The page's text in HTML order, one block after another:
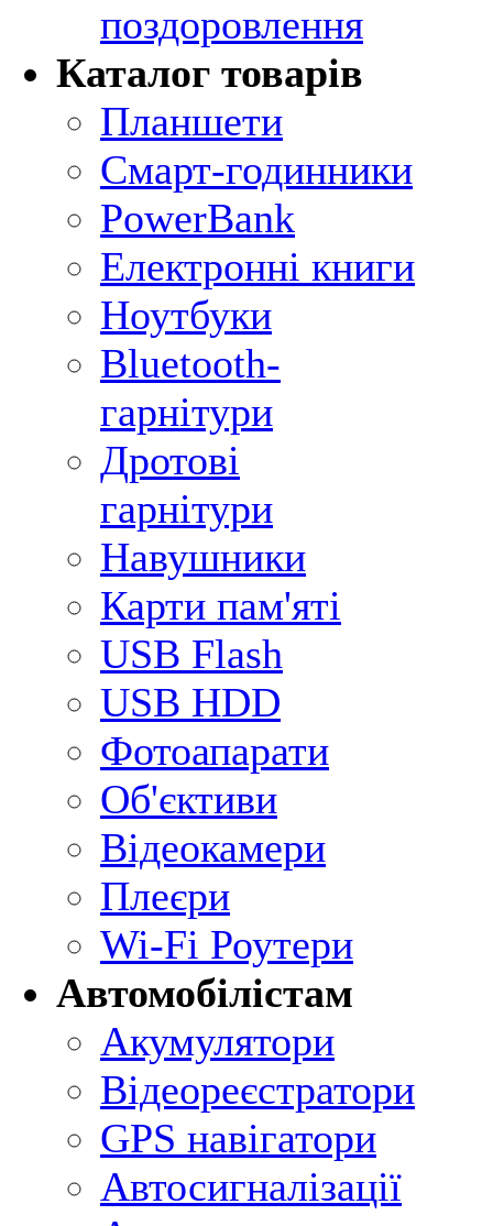
поздоровлення
Каталог товарів
Планшети
Смарт-годинники
PowerBank
Електронні книги
Ноутбуки
Bluetooth-
гарнітури
Дротові
гарнітури
Навушники
Карти пам'яті
USB Flash
USB HDD
Фотоапарати
Об'єктиви
Відеокамери
Плеєри
Wi-Fi Роутери
Автомобілістам
Акумулятори
Відеореєстратори
GPS навігатори
Автосигналізації